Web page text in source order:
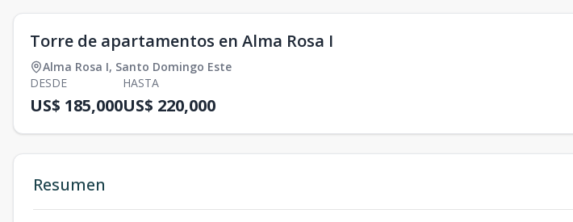
Torre de apartamentos en Alma Rosa I
Alma Rosa I, Santo Domingo Este
DESDE
US$ 185,000
HASTA
US$ 220,000
Resumen